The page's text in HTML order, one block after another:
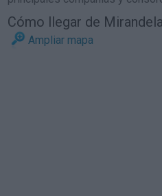
Cómo llegar de
Ampliar mapa